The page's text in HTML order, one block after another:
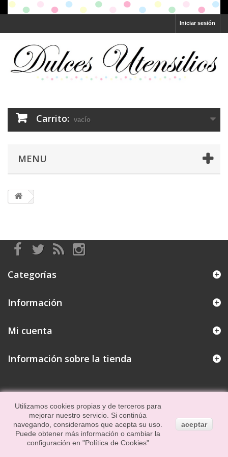
Iniciar sesión
Carrito: vacío
MENU
Categorías
Información
Mi cuenta
Información sobre la tienda
Utilizamos cookies propias y de terceros para
mejorar nuestro servicio. Si continúa
navegando, consideramos que acepta su uso.
Puede obtener más información o cambiar la
configuración en "Política de Cookies"
aceptar